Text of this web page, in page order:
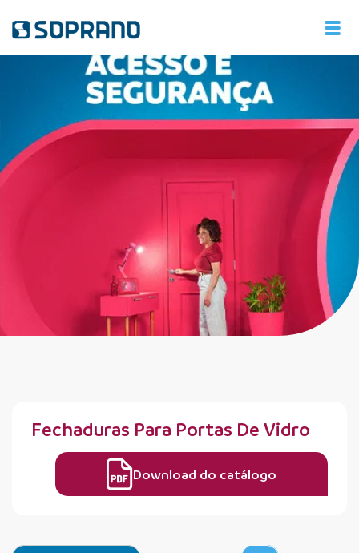
Fechaduras Para Portas De Vidro
Download do catálogo